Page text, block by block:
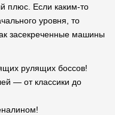
плюс. Если каким-то
уровня, то
засекреченные машины
рулящих боссов!
— от классики до